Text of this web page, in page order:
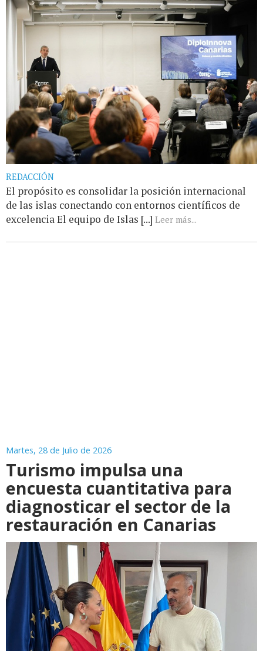
REDACCIÓN
El propósito es consolidar la posición internacional
de las islas conectando con entornos científicos de
excelencia El equipo de Islas [...] Leer más...
Martes, 28 de Julio de 2026
Turismo impulsa una
encuesta cuantitativa para
diagnosticar el sector de la
restauración en Canarias